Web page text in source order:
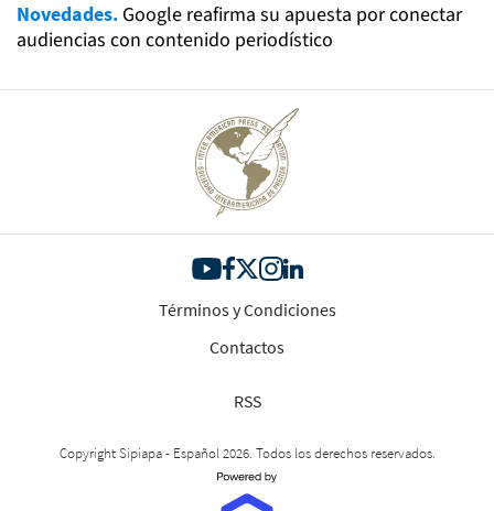
Novedades. Google reafirma su apuesta por conectar
audiencias con contenido periodístico
Términos y Condiciones
Contactos
RSS
Copyright Sipiapa - Español 2026. Todos los derechos reservados.